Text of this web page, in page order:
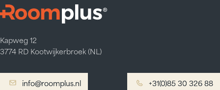
Kapweg 12
3774 RD Kootwijkerbroek (NL)
info@roomplus.nl
info@roomplus.nl +31(0)85 30 326 88
+31(0)85 30 326 88